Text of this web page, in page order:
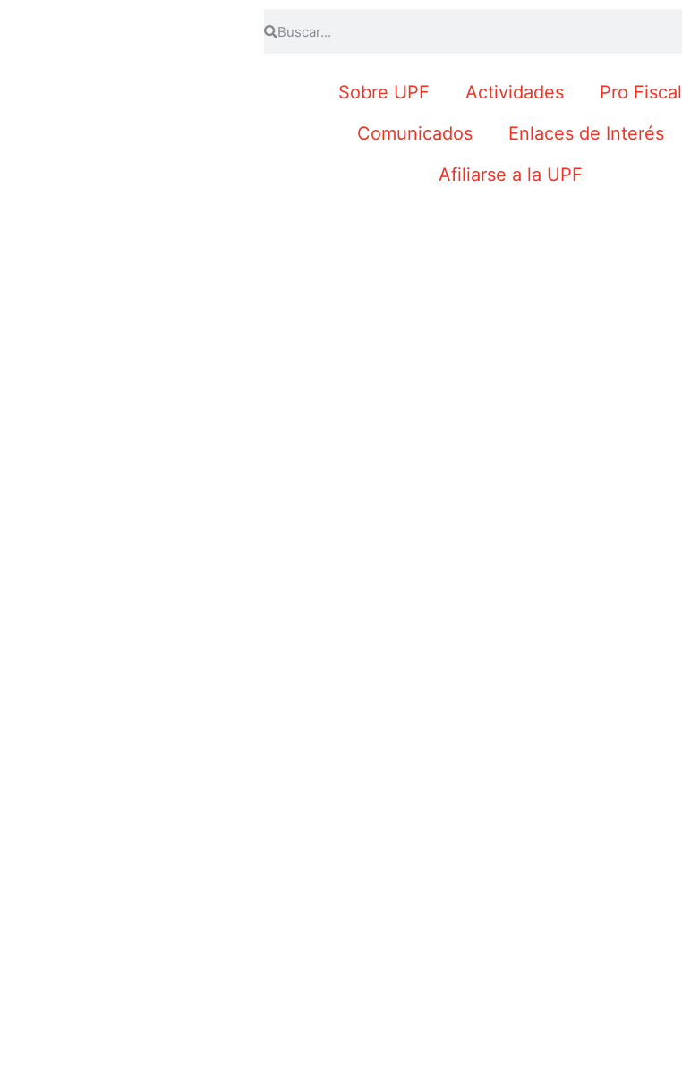
Sobre UPF Actividades
Pro Fiscal
Comunicados
Enlaces de Interés
Afiliarse a la UPF